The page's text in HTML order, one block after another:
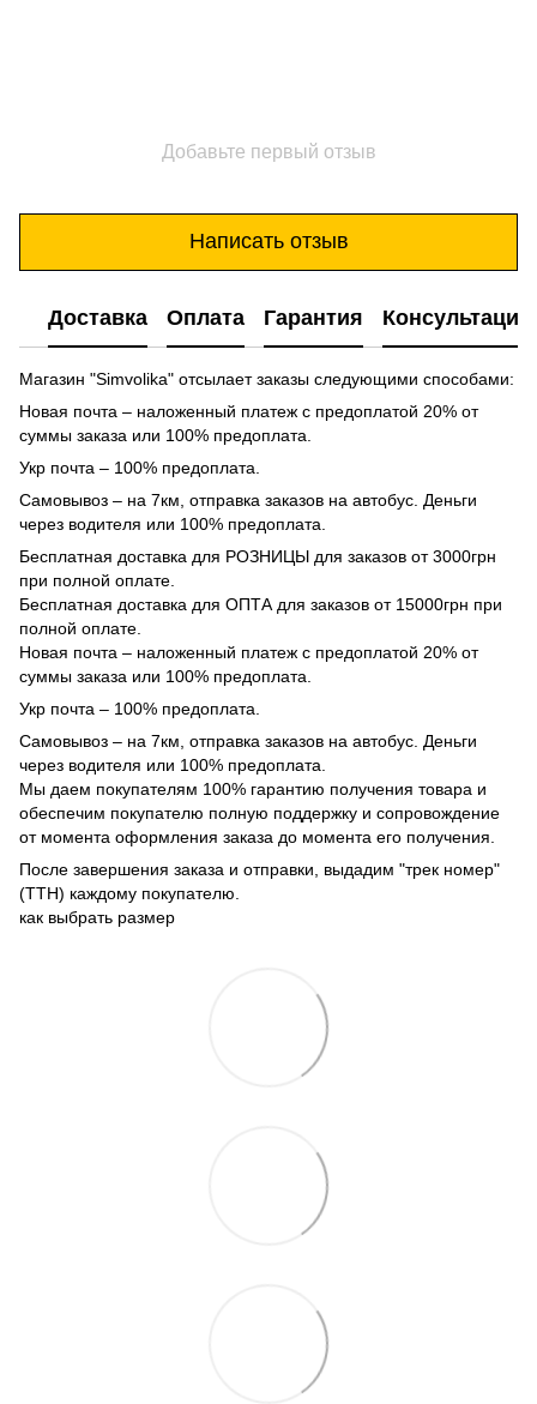
Добавьте первый отзыв
Написать отзыв
Доставка Оплата Гарантия Консультация
Магазин "Simvolika" отсылает заказы следующими способами:
Новая почта – наложенный платеж с предоплатой 20% от
суммы заказа или 100% предоплата.
Укр почта – 100% предоплата.
Самовывоз – на 7км, отправка заказов на автобус. Деньги
через водителя или 100% предоплата.
Бесплатная доставка для РОЗНИЦЫ для заказов от 3000грн
при полной оплате.
Бесплатная доставка для ОПТА для заказов от 15000грн при
полной оплате.
Новая почта – наложенный платеж с предоплатой 20% от
суммы заказа или 100% предоплата.
Укр почта – 100% предоплата.
Самовывоз – на 7км, отправка заказов на автобус. Деньги
через водителя или 100% предоплата.
Мы даем покупателям 100% гарантию получения товара и
обеспечим покупателю полную поддержку и сопровождение
от момента оформления заказа до момента его получения.
После завершения заказа и отправки, выдадим "трек номер"
(ТТН) каждому покупателю.
как выбрать размер